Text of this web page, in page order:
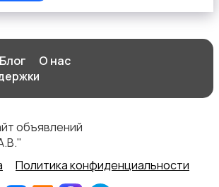
Блог
О нас
объявлений
Политика конфиденциальности